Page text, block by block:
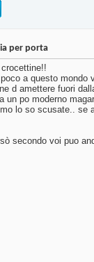
per porta
a questo mondo
d amettere fuori
un po moderno
lo so scusate.. se
secondo voi puo